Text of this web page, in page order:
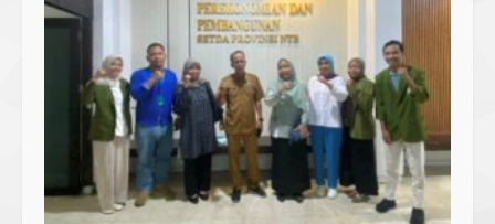
4 August 2026
6
Jelang Pemilihan Ketua KONI NTB,
Lalu Wira Sakti Dorong Adu
Gagasan dan Fokus Prestasi PON
2028
8 August 2026